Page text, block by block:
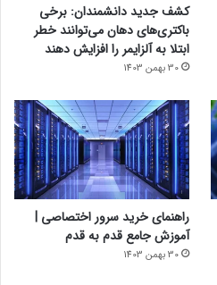
کشف جدید دانشمندان: برخی
باکتری‌های دهان می‌توانند خطر
ابتلا به آلزایمر را افزایش دهند
30 بهمن 1403
راهنمای خرید سرور اختصاصی |
آموزش جامع قدم به قدم
30 بهمن 1403